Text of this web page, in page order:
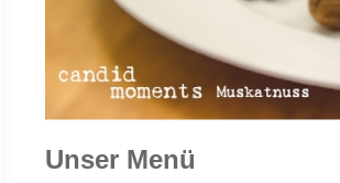
Unser Menü